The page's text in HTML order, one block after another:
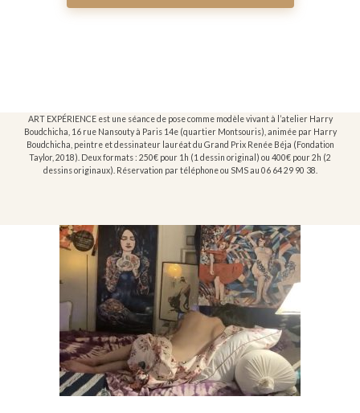
ART EXPÉRIENCE est une séance de pose comme modèle vivant à l’atelier Harry
Boudchicha, 16 rue Nansouty à Paris 14e (quartier Montsouris), animée par Harry
Boudchicha, peintre et dessinateur lauréat du Grand Prix Renée Béja (Fondation
Taylor, 2018). Deux formats : 250€ pour 1h (1 dessin original) ou 400€ pour 2h (2
dessins originaux). Réservation par téléphone ou SMS au 06 64 29 90 38.